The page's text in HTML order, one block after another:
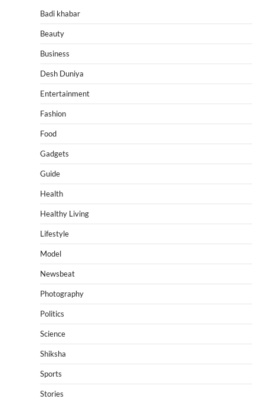
Badi khabar
Beauty
Business
Desh Duniya
Entertainment
Fashion
Food
Gadgets
Guide
Health
Healthy Living
Lifestyle
Model
Newsbeat
Photography
Politics
Science
Shiksha
Sports
Stories